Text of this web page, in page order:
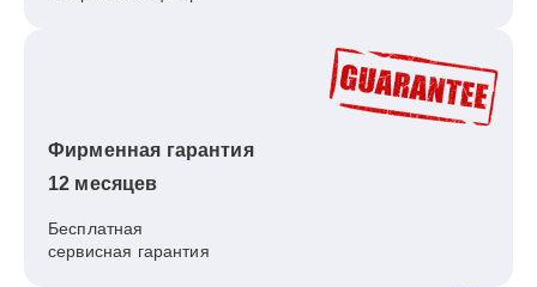
Фирменная гарантия
12 месяцев
Бесплатная
сервисная гарантия